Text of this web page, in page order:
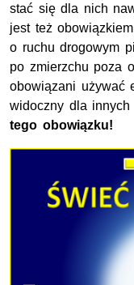
stać się dla nich
jest też
o ruchu drogowym
po zmierzchu poza
obowiązani używać
widoczny dla innych
tego obowiązku!